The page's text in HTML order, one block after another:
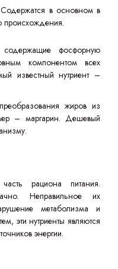
в основном в
происхождения.
фосфорную
компонентом всех
известный нутриент –
жиров из
– маргарин. Дешевый
рациона питания.
Неправильное их
метаболизма и
эти нутриенты являются
энергии.